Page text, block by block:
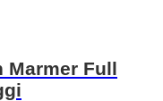
Marmer Full